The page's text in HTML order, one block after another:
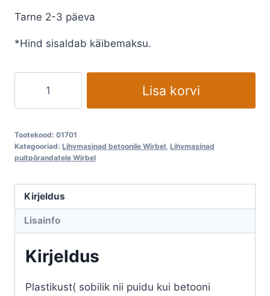
Tarne 2-3 päeva
*Hind sisaldab käibemaksu.
WIRBEL
tolmukrae
Lisa korvi
Tootekood: 01701
Kategooriad: Lihvmasinad betoonile Wirbel, Lihvmasinad
puitpõrandatele Wirbel
Kirjeldus
Lisainfo
Kirjeldus
Plastikust( sobilik nii puidu kui betooni